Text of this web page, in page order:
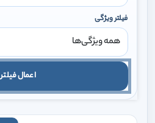
فیلتر ویژگی
اعمال فیلتر